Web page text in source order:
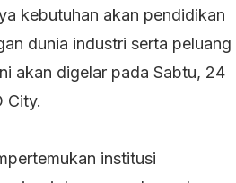
kebutuhan akan pendidikan
dunia industri serta peluang
akan digelar pada Sabtu, 24
City.
institusi